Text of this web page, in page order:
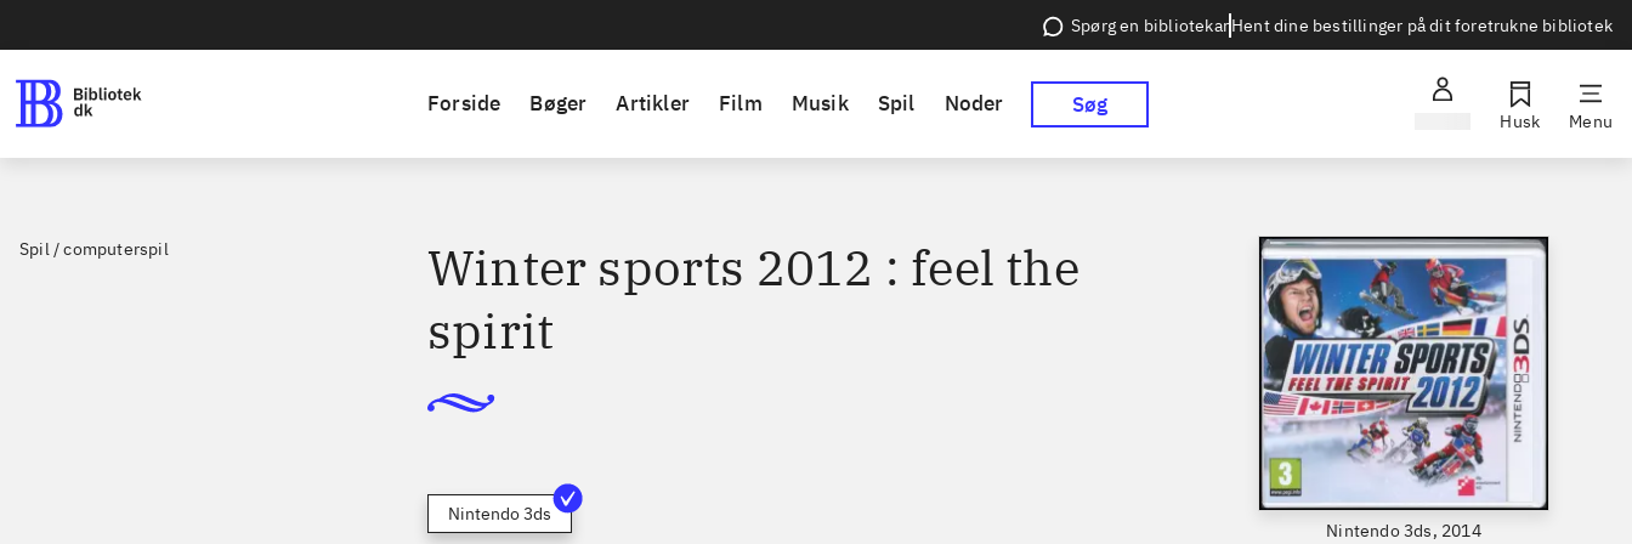
Spørg en bibliotekarHent dine bestillinger på dit foretrukne bibliotek
Forside Bøger Artikler Film Musik Spil Noder Søg
Husk Menu
Spil / computerspil
Nintendo 3ds, 2014
Winter sports 2012 : feel the
spirit
Nintendo 3ds